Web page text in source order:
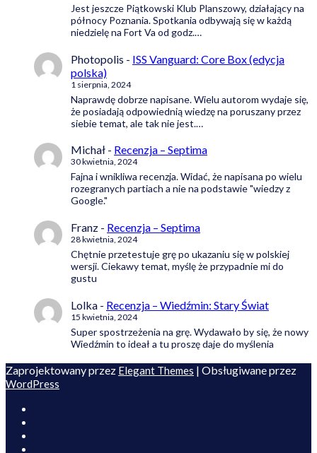
Jest jeszcze Piątkowski Klub Planszowy, działający na
północy Poznania. Spotkania odbywają się w każdą
niedzielę na Fort Va od godz.…
Photopolis - ISS Vanguard: Core Box (edycja
polska)
1 sierpnia, 2024
Naprawdę dobrze napisane. Wielu autorom wydaje się,
że posiadają odpowiednią wiedzę na poruszany przez
siebie temat, ale tak nie jest.…
Michał - Recenzja – Septima
30 kwietnia, 2024
Fajna i wnikliwa recenzja. Widać, że napisana po wielu
rozegranych partiach a nie na podstawie "wiedzy z
Google."
Franz - Recenzja – Septima
28 kwietnia, 2024
Chętnie przetestuje grę po ukazaniu się w polskiej
wersji. Ciekawy temat, myślę że przypadnie mi do
gustu
Lolka - Recenzja – Wiedźmin: Stary Świat
15 kwietnia, 2024
Super spostrzeżenia na grę. Wydawało by się, że nowy
Wiedźmin to ideał a tu proszę daje do myślenia
Zaprojektowany przez Elegant Themes | Obsługiwane przez
WordPress